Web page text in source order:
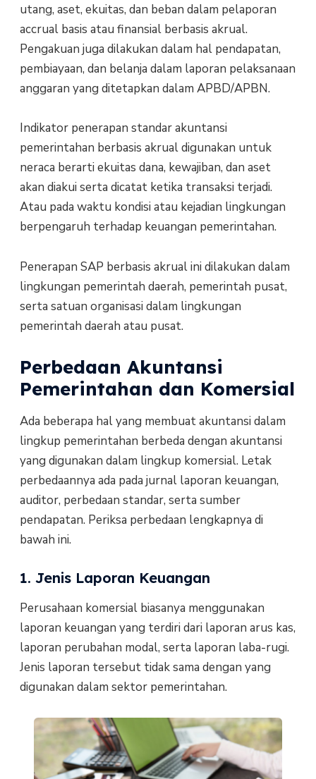
utang, aset, ekuitas, dan beban dalam pelaporan
accrual basis atau finansial berbasis akrual.
Pengakuan juga dilakukan dalam hal pendapatan,
pembiayaan, dan belanja dalam laporan pelaksanaan
anggaran yang ditetapkan dalam APBD/APBN.
Indikator penerapan standar akuntansi
pemerintahan berbasis akrual digunakan untuk
neraca berarti ekuitas dana, kewajiban, dan aset
akan diakui serta dicatat ketika transaksi terjadi.
Atau pada waktu kondisi atau kejadian lingkungan
berpengaruh terhadap keuangan pemerintahan.
Penerapan SAP berbasis akrual ini dilakukan dalam
lingkungan pemerintah daerah, pemerintah pusat,
serta satuan organisasi dalam lingkungan
pemerintah daerah atau pusat.
Perbedaan Akuntansi
Pemerintahan dan Komersial
Ada beberapa hal yang membuat akuntansi dalam
lingkup pemerintahan berbeda dengan akuntansi
yang digunakan dalam lingkup komersial. Letak
perbedaannya ada pada jurnal laporan keuangan,
auditor, perbedaan standar, serta sumber
pendapatan. Periksa perbedaan lengkapnya di
bawah ini.
1. Jenis Laporan Keuangan
Perusahaan komersial biasanya menggunakan
laporan keuangan yang terdiri dari laporan arus kas,
laporan perubahan modal, serta laporan laba-rugi.
Jenis laporan tersebut tidak sama dengan yang
digunakan dalam sektor pemerintahan.